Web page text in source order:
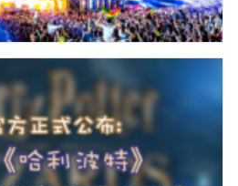
樂節 九月中香港西九登場